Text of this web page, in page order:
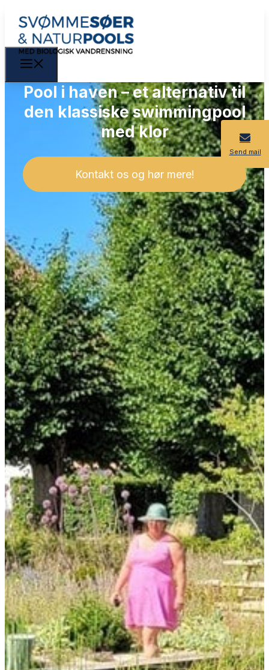
Pool i haven – et alternativ til
den klassiske swimmingpool
med klor
Kontakt os og hør mere!
Send mail